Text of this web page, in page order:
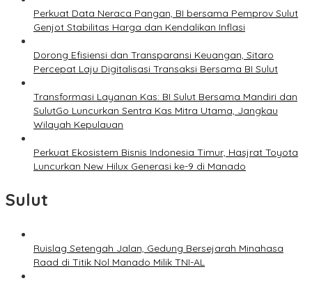
Perkuat Data Neraca Pangan, BI bersama Pemprov Sulut
Genjot Stabilitas Harga dan Kendalikan Inflasi
Dorong Efisiensi dan Transparansi Keuangan, Sitaro
Percepat Laju Digitalisasi Transaksi Bersama BI Sulut
Transformasi Layanan Kas: BI Sulut Bersama Mandiri dan
SulutGo Luncurkan Sentra Kas Mitra Utama, Jangkau
Wilayah Kepulauan
Perkuat Ekosistem Bisnis Indonesia Timur, Hasjrat Toyota
Luncurkan New Hilux Generasi ke-9 di Manado
Sulut
Ruislag Setengah Jalan, Gedung Bersejarah Minahasa
Raad di Titik Nol Manado Milik TNI-AL